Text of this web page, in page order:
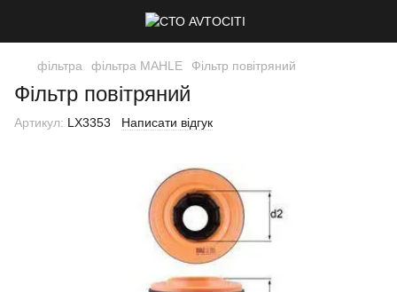
фільтра фільтра MAHLE Фільтр повітряний
Фільтр повітряний
Артикул: LX3353 Написати відгук